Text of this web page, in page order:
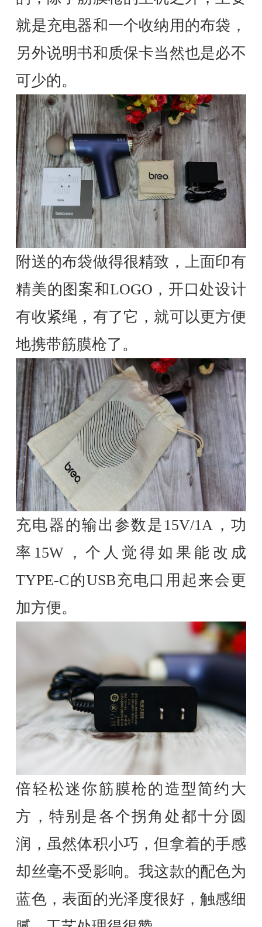
就是充电器和一个收纳用的布袋，
另外说明书和质保卡当然也是必不
可少的。
附送的布袋做得很精致，上面印有
精美的图案和LOGO，开口处设计
有收紧绳，有了它，就可以更方便
地携带筋膜枪了。
充电器的输出参数是15V/1A，功
率15W，个人觉得如果能改成
TYPE-C的USB充电口用起来会更
加方便。
倍轻松迷你筋膜枪的造型简约大
方，特别是各个拐角处都十分圆
润，虽然体积小巧，但拿着的手感
却丝毫不受影响。我这款的配色为
蓝色，表面的光泽度很好，触感细